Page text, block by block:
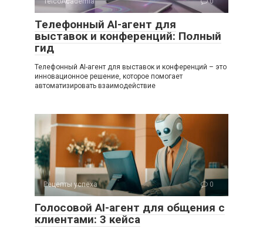
Телефонный AI-агент для
выставок и конференций: Полный
гид
Телефонный AI-агент для выставок и конференций – это
инновационное решение, которое помогает
автоматизировать взаимодействие
Рецепты успеха 0
Голосовой AI-агент для общения с
клиентами: 3 кейса